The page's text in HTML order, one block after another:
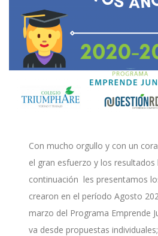
Con mucho orgullo y con un
el gran esfuerzo y los resultados
continuación les presentamos
crearon en el período Agosto
marzo del Programa Emprende
va desde propuestas